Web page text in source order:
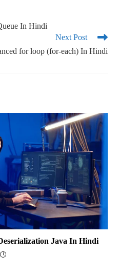
In Hindi
Next Post
for loop (for-each) In Hindi
Java In Hindi